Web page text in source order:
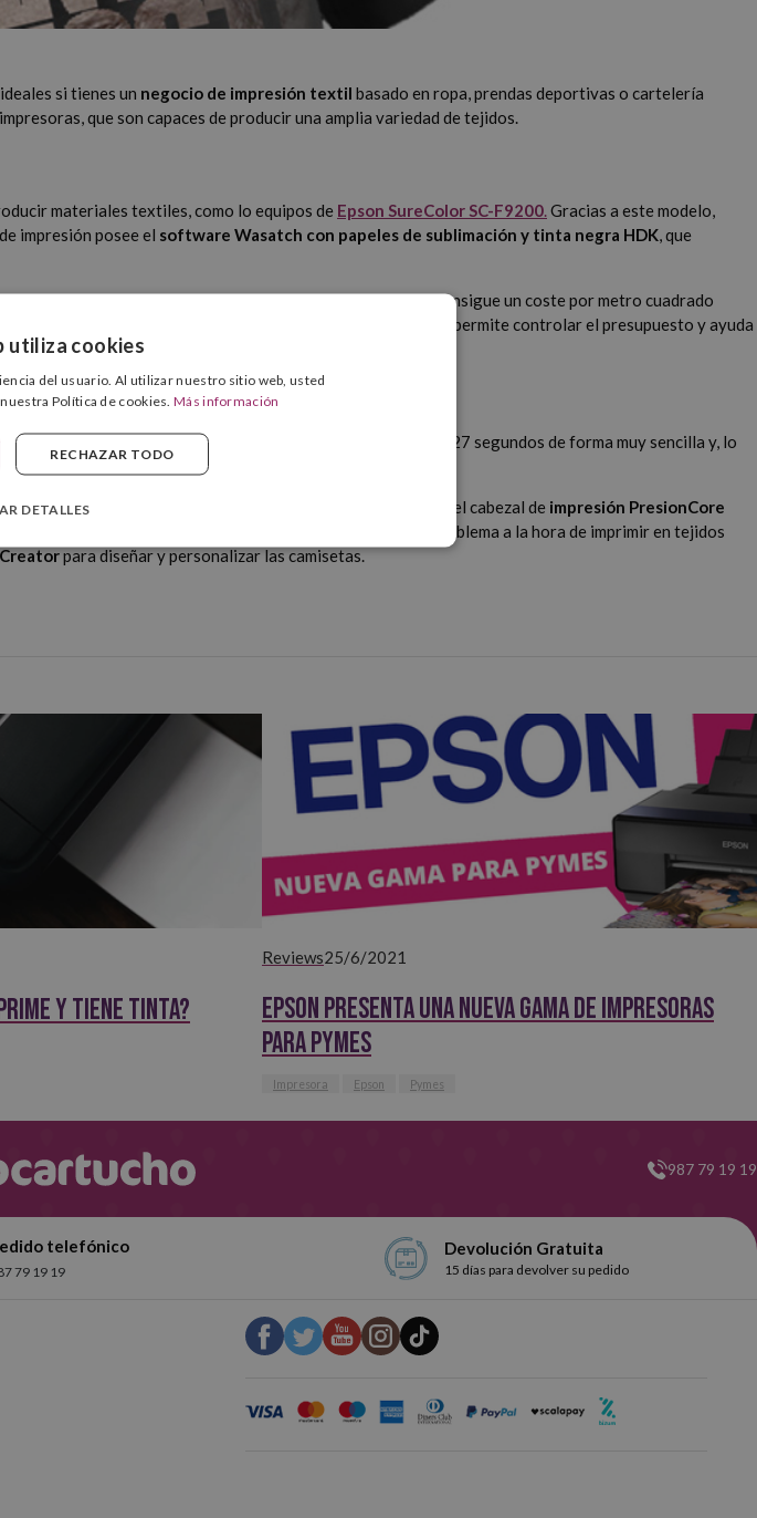
si tienes un negocio de impresión textil basado en ropa, prendas deportivas o cartelería
que son capaces de producir una amplia variedad de tejidos.
materiales textiles, como lo equipos de Epson SureColor SC-F9200.Gracias a este modelo,
impresión posee el software Wasatch con papeles de sublimación y tinta negra HDK, que
tinta para impresoras de Epsonde la que hemos hablado, se consigue un coste por metro cuadrado
, el paquete de servicios de Epson que permite controlar el presupuesto y ayuda
ti. Y es que con este equipo se puede imprimir una en tan solo 27 segundos de forma muy sencilla y, lo
de calidad.
textura suave, resistente y confortable. Está equipada con el cabezal de impresión PresionCore
nítidos y gradaciones suaves, y no plantea ningún problema a la hora de imprimir en tejidos
para diseñar y personalizar las camisetas.
y tiene tinta?
Reviews25/6/2021
Epson presenta una nueva gama de impresoras
para pymes
Impresora Epson Pymes
987 79 19 19
telefónico
79 19 19
Devolución Gratuita
15 días para devolver su pedido
utiliza cookies
del usuario. Al utilizar nuestro sitio web, usted
Política de cookies.Más información
RECHAZAR TODO
DETALLES